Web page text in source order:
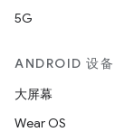
5G
ANDROID 设备
大屏幕
Wear OS